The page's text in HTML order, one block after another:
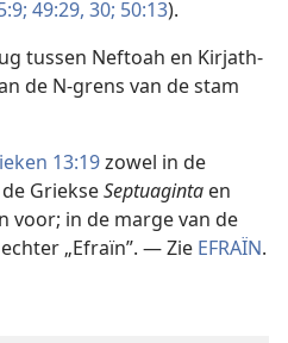
49:29, 30; 50:13).
tussen Neftoah en Kirjath-
de N-grens van de stam
13:19zowel in de
GriekseSeptuaginta en
voor; in de marge van de
„Efraïn”. — Zie EFRAÏN.